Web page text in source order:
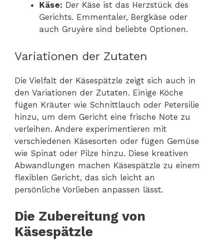
Käse: Der Käse ist das Herzstück des
Gerichts. Emmentaler, Bergkäse oder
auch Gruyère sind beliebte Optionen.
Variationen der Zutaten
Die Vielfalt der Käsespätzle zeigt sich auch in
den Variationen der Zutaten. Einige Köche
fügen Kräuter wie Schnittlauch oder Petersilie
hinzu, um dem Gericht eine frische Note zu
verleihen. Andere experimentieren mit
verschiedenen Käsesorten oder fügen Gemüse
wie Spinat oder Pilze hinzu. Diese kreativen
Abwandlungen machen Käsespätzle zu einem
flexiblen Gericht, das sich leicht an
persönliche Vorlieben anpassen lässt.
Die Zubereitung von
Käsespätzle